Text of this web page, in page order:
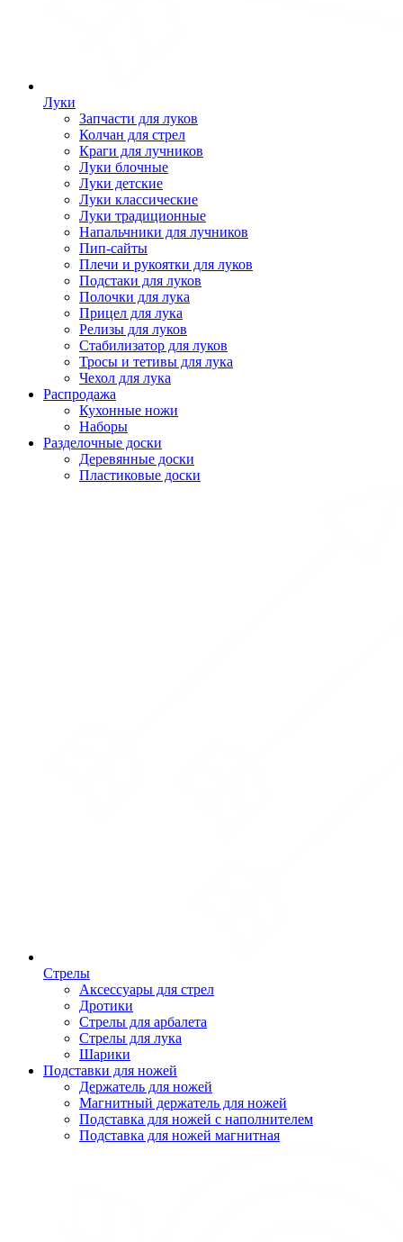
Луки
Запчасти для луков
Колчан для стрел
Краги для лучников
Луки блочные
Луки детские
Луки классические
Луки традиционные
Напальчники для лучников
Пип-сайты
Плечи и рукоятки для луков
Подстаки для луков
Полочки для лука
Прицел для лука
Релизы для луков
Стабилизатор для луков
Тросы и тетивы для лука
Чехол для лука
Распродажа
Кухонные ножи
Наборы
Разделочные доски
Деревянные доски
Пластиковые доски
Стрелы
Аксессуары для стрел
Дротики
Стрелы для арбалета
Стрелы для лука
Шарики
Подставки для ножей
Держатель для ножей
Магнитный держатель для ножей
Подставка для ножей с наполнителем
Подставка для ножей магнитная